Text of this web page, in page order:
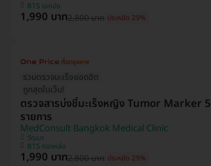
BTS เอกมัย
1,990 บาท2,800 บาท ประหยัด 29%
รวมตรวจมะเร็งยอดฮิต
ถูกสุดในเว็บ!
ตรวจสารบ่งชี้มะเร็งหญิง Tumor Marker 5
รายการ
MedConsult Bangkok Medical Clinic
วัฒนา
BTS ทองหล่อ
1,990 บาท2,800 บาท ประหยัด 29%